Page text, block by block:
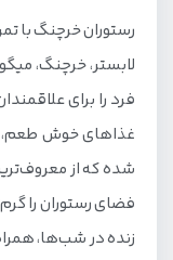
رستوران خرچنگ با
لابستر، خرچنگ،
فرد را برای
غذاهای خوش طعم،
شده که از
فضای رستوران را
زنده در شب‌ها،